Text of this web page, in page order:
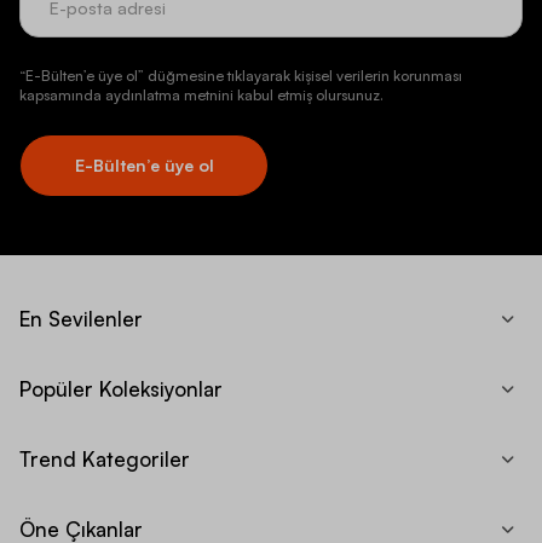
“E-Bülten’e üye ol” düğmesine tıklayarak kişisel verilerin korunması
kapsamında aydınlatma metnini kabul etmiş olursunuz.
E-Bülten’e üye ol
En Sevilenler
Popüler Koleksiyonlar
Trend Kategoriler
Öne Çıkanlar